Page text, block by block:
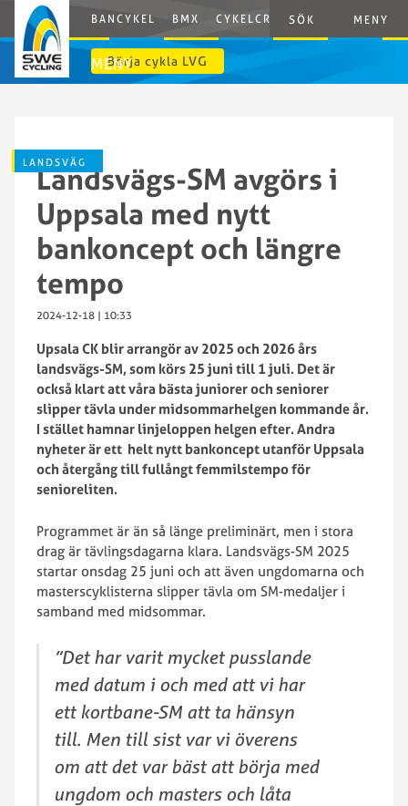
BANCYKEL BMX CYKELCROSS E-CYCLING
SÖK MENY
MENY
Börja cykla LVG
LANDSVÄG
Landsvägs-SM avgörs i
Uppsala med nytt
bankoncept och längre
tempo
2024-12-18 | 10:33
Upsala CK blir arrangör av 2025 och 2026 års
landsvägs-SM, som körs 25 juni till 1 juli. Det är
också klart att våra bästa juniorer och seniorer
slipper tävla under midsommarhelgen kommande år.
I stället hamnar linjeloppen helgen efter. Andra
nyheter är ett helt nytt bankoncept utanför Uppsala
och återgång till fullångt femmilstempo för
senioreliten.
Programmet är än så länge preliminärt, men i stora
drag är tävlingsdagarna klara. Landsvägs-SM 2025
startar onsdag 25 juni och att även ungdomarna och
masterscyklisterna slipper tävla om SM-medaljer i
samband med midsommar.
”Det har varit mycket pusslande
med datum i och med att vi har
ett kortbane-SM att ta hänsyn
till. Men till sist var vi överens
om att det var bäst att börja med
ungdom och masters och låta